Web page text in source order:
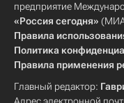
предприятие
«Россия сегодня» (МИА
Правила
Политика
Правила применения
Главный редактор: